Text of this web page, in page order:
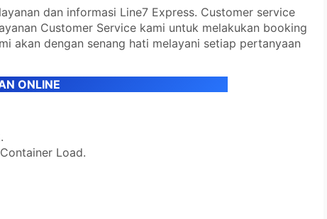
dan informasi Line7 Express. Customer service
Customer Service kami untuk melakukan booking
akan dengan senang hati melayani setiap pertanyaan
ONLINE
Load.